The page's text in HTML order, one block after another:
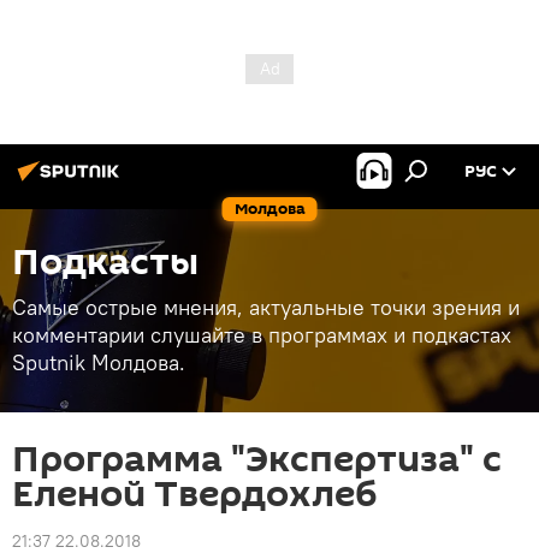
Молдова
РУС
Подкасты
Самые острые мнения, актуальные точки зрения и
комментарии слушайте в программах и подкастах
Sputnik Молдова.
Программа "Экспертиза" с
Еленой Твердохлеб
21:37 22.08.2018